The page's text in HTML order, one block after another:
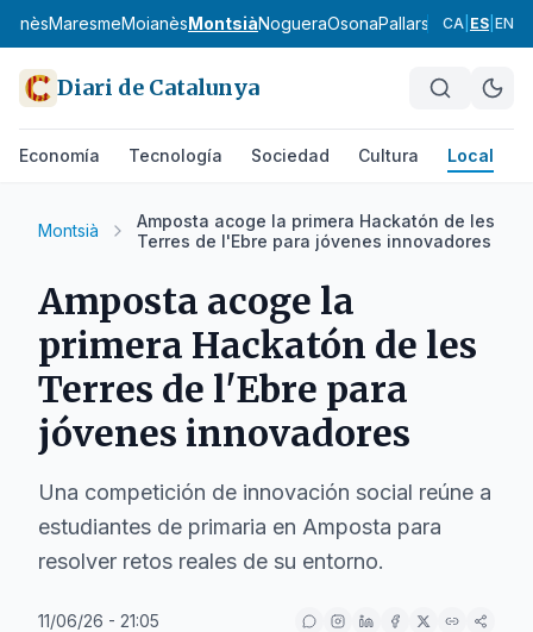
MaresmeMoianèsMontsiàNogueraOsonaPallars Jussà
CA ES EN
Diari de Catalunya
Economía Tecnología Sociedad Cultura Local
Montsià
Amposta acoge la primera Hackatón de les
Terres de l'Ebre para jóvenes innovadores
Amposta acoge la
primera Hackatón de les
Terres de l'Ebre para
jóvenes innovadores
Una competición de innovación social reúne a
estudiantes de primaria en Amposta para
resolver retos reales de su entorno.
11/06/26 - 21:05